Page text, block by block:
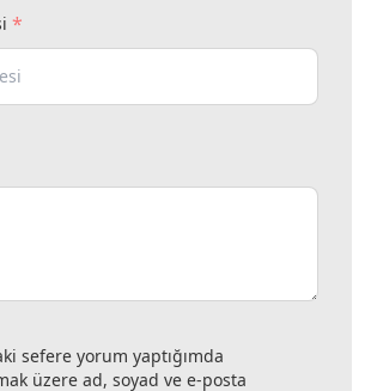
*
sefere yorum yaptığımda
üzere ad, soyad ve e-posta